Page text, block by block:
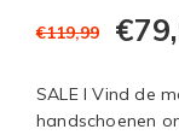
€119,99
SALE I Vind de
handschoenen